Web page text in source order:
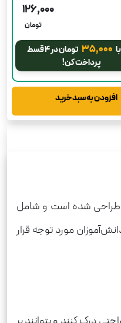
۱۲۶٬۰۰۰
تومان
۳۵٬۰۰۰
تومان در ۴ قسط
پرداخت کن!
افزودن به سبد خرید
طراحی شده است و شامل
مورد توجه قرار